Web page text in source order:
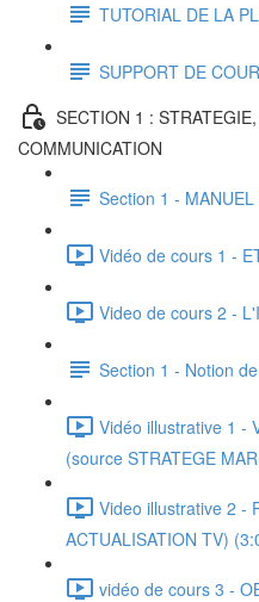
TUTORIAL DE LA
SUPPORT DE
SECTION 1 :
COMMUNICATION
Section 1 -
Vidéo de cours 1 -
Video de cours 2 -
Section 1 - Notion
Vidéo illustrative 1 -
(source STRATEGE
Video illustrative 2 -
ACTUALISATION TV)
vidéo de cours 3 -